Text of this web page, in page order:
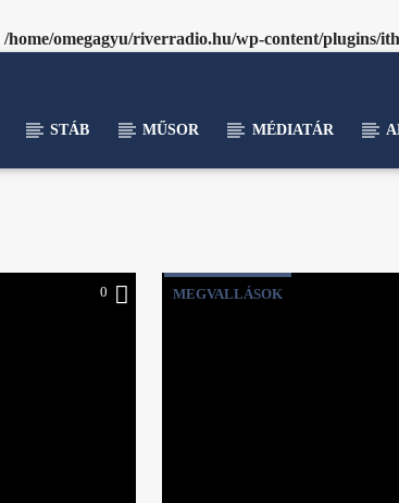
/home/omegagyu/riverradio.hu/wp-content/plugins/
STÁB MŰSOR MÉDIATÁR
0 MEGVALLÁSOK